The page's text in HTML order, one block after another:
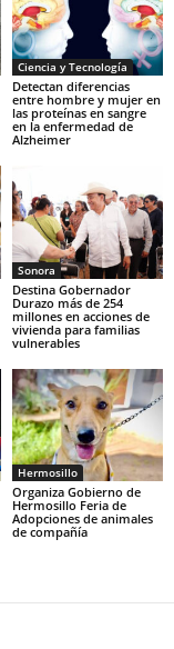
Ciencia y Tecnología
Detectan diferencias
entre hombre y mujer en
las proteínas en sangre
en la enfermedad de
Alzheimer
Sonora
Destina Gobernador
Durazo más de 254
millones en acciones de
vivienda para familias
vulnerables
Hermosillo
Organiza Gobierno de
Hermosillo Feria de
Adopciones de animales
de compañía